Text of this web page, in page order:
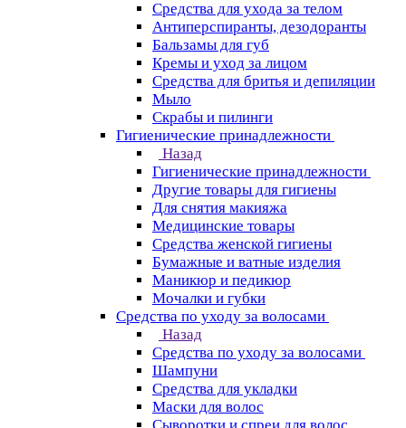
Средства для ухода за телом
Антиперспиранты, дезодоранты
Бальзамы для губ
Кремы и уход за лицом
Средства для бритья и депиляции
Мыло
Скрабы и пилинги
Гигиенические принадлежности
Назад
Гигиенические принадлежности
Другие товары для гигиены
Для снятия макияжа
Медицинские товары
Средства женской гигиены
Бумажные и ватные изделия
Маникюр и педикюр
Мочалки и губки
Средства по уходу за волосами
Назад
Средства по уходу за волосами
Шампуни
Средства для укладки
Маски для волос